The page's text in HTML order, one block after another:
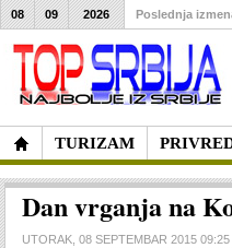
TURIZAM
08 09 2026 Poslednja
Dan vrganja na
UTORAK, 08 SEPTEMBAR 2015 09:25